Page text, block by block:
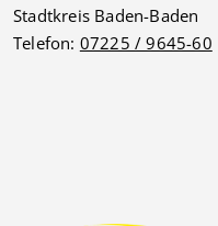
Stadtkreis Baden-Baden
Telefon: 07225 / 9645-60